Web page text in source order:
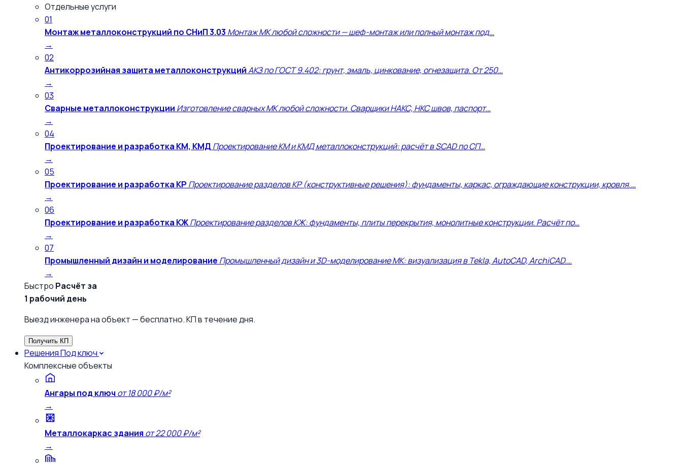
Отдельные услуги
01
Монтаж металлоконструкций по СНиП 3.03 Монтаж МК любой сложности — шеф-монтаж или полный монтаж под…
→
02
Антикоррозийная защита металлоконструкцийАКЗ по ГОСТ 9.402: грунт, эмаль, цинкование, огнезащита. От 250…
→
03
Сварные металлоконструкции Изготовление сварных МК любой сложности. Сварщики НАКС, НКС швов, паспорт…
→
04
Проектирование и разработка КМ, КМД Проектирование КМ и КМД металлоконструкций: расчёт в SCAD по СП…
→
05
Проектирование и разработка КР Проектирование разделов КР (конструктивные решения): фундаменты, каркас, ограждающие конструкции, кровля.…
→
06
Проектирование и разработка КЖПроектирование разделов КЖ: фундаменты, плиты перекрытия, монолитные конструкции. Расчёт по…
→
07
Промышленный дизайн и моделирование Промышленный дизайн и 3D-моделирование МК: визуализация в Tekla, AutoCAD, ArchiCAD.…
→
Быстро Расчёт за
1 рабочий день
Выезд инженера на объект — бесплатно. КП в течение дня.
Получить КП
РешенияПод ключ
Комплексные объекты
Ангары под ключ от 18 000 ₽/м²
→
Металлокаркас здания от 22 000 ₽/м²
→